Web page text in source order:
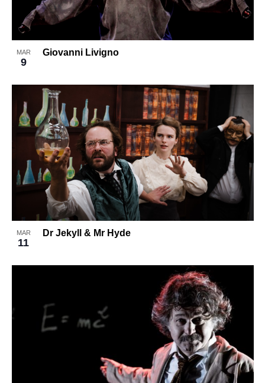
MAR
9
Giovanni Livigno
MAR
11
Dr Jekyll & Mr Hyde